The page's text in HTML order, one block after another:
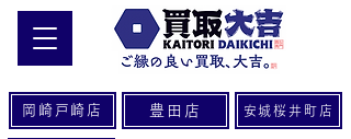
岡崎戸崎店 豊田店 安城桜井町店